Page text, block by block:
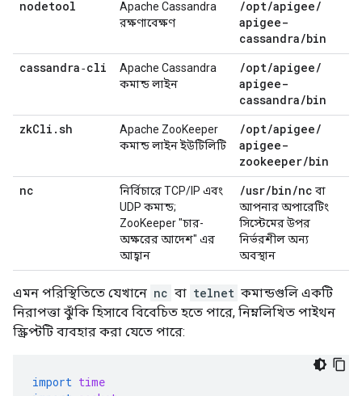
nodetool
Apache Cassandra
রক্ষণাবেক্ষণ
/opt/apigee/
apigee-
cassandra/bin
cassandra‑cli
Apache Cassandra
কমান্ড লাইন
/opt/apigee/
apigee-
cassandra/bin
zkCli .sh
Apache ZooKeeper
কমান্ড লাইন ইউটিলিটি
/opt/apigee/
apigee-
zookeeper/bin
nc
নির্বিচারে TCP/IP এবং
UDP কমান্ড;
ZooKeeper "চার-
অক্ষরের আদেশ" এর
আহ্বান
/usr/bin/nc বা
আপনার অপারেটিং
সিস্টেমের উপর
নির্ভরশীল অন্য
অবস্থান
এমন পরিস্থিতিতে যেখানে nc বা telnet কমান্ডগুলি একটি
নিরাপত্তা ঝুঁকি হিসাবে বিবেচিত হতে পারে, নিম্নলিখিত পাইথন
স্ক্রিপ্টটি ব্যবহার করা যেতে পারে:
import time